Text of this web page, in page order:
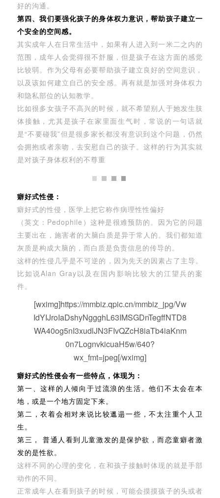
好的沟通。
第四、我们要强化孩子的身体权力意识，帮助孩子建立一
个安全的空间感。
其实成年人在日常生活中，如果有人进入到一米二之内的
范围，成年人会觉得很不舒服，但是孩子在这方面的感觉
比较弱。作为父母有必要帮助孩子建立良好的空间意识，
以及该如何建立自己的安全感。再有就是加强对身体权力
和隐私部位的认知教学。
比如很多女孩子不高兴的时候，就不希望别人于她发生肢
体接触，尤其是孩子在家里面生气时，常说的一句话就
是“不要碰我”但是很多家长都没有意识到这个问题，仍然
会拥抱或者亲吻，去安慰自己的孩子。这样的行为其实就
是对孩子身体权利的不尊重
癖好式性侵：
癖好式的性侵，医学上把它称作病理性性偏好
（英文：Pedophile）这种是很难预防的。因为它的问题
主要出在，施害者的大脑白质是异于常人的。我们都知道
灰质是构成大脑的，而白质是负责信息的传导的。
这样的性侵几乎是不可逆的，因为先天的因素占了主导。
比如说Alan Gray以及在国内影响比较大的江望兵的案
件。
[wximg]https://mmbiz.qpic.cn/mmbiz_jpg/Vw
IdYIJroIaDshyNggghL63IMSGDnTegffNTD8
WA40og5nI3xudlJN3FIvQZcH8iaTb4iaKnm
0n7LognvkicuaH5w/640?
wx_fmt=jpeg[/wximg]
癖好式的性侵会有一些特点，体现为：
第一、这样的人倾向于过流浪的生活。他们不太会在本
地，或是一个地方固定下来。
第二，衣着会相对来说比较邋遢一些，不太注重个人卫
生。
第三， 普通人看到儿童激发的是保护欲，而恋童癖者激
发的是性欲。
这样不同的心理的变化，在和孩子接触时体现的就是手部
动作的不同。
正常成年人在看到孩子的时候，可能会摸摸孩子的头或者